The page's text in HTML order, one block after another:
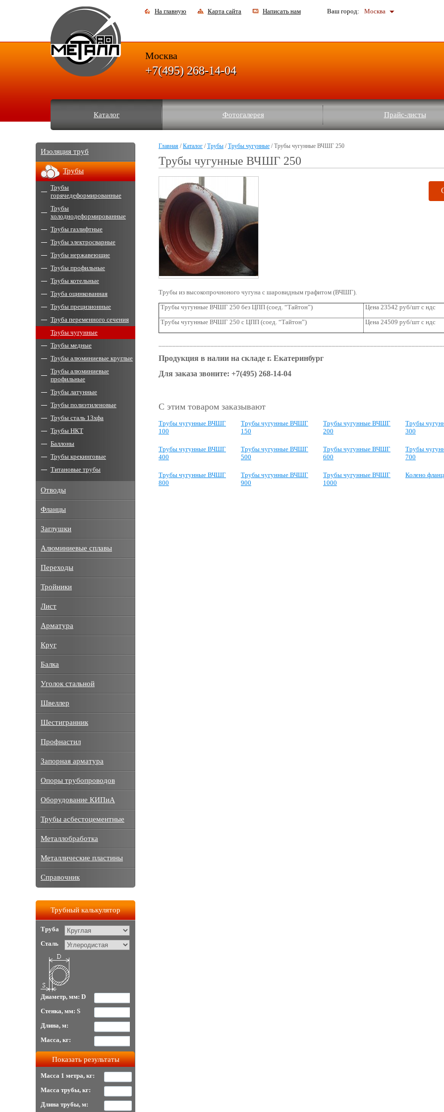
На главную Карта сайта Написать нам Ваш город: Москва
Каталог Фотогалерея Прайс-листы
Москва
+7(495) 268-14-04
Главная /Каталог /Трубы /Трубы чугунные / Трубы чугунные ВЧШГ 250
Трубы чугунные ВЧШГ 250
Трубы из высокопрочноного чугуна с шаровидным графитом (ВЧШГ).
Трубы чугунные ВЧШГ 250 без ЦПП (соед. “Тайтон”)
Цена 23542 руб/шт с ндс
Трубы чугунные ВЧШГ 250 с ЦПП (соед. “Тайтон”)
Цена 24509 руб/шт с ндс
Продукция в налии на складе г. Екатеринбург
Для заказа звоните: +7(495) 268-14-04
С этим товаром заказывают
Трубы чугунные ВЧШГ
100
Трубы чугунные ВЧШГ
150
Трубы чугунные ВЧШГ
200
Трубы
300
Трубы чугунные ВЧШГ
400
Трубы чугунные ВЧШГ
500
Трубы чугунные ВЧШГ
600
Трубы
700
Трубы чугунные ВЧШГ
800
Трубы чугунные ВЧШГ
900
Трубы чугунные ВЧШГ
1000
Колено
Изоляция труб
Трубы
Трубы
горячедеформированные
Трубы
холоднодеформированные
Трубы газлифтные
Трубы электросварные
Трубы нержавеющие
Трубы профильные
Трубы котельные
Труба оцинкованная
Трубы прецизионные
Труба переменного сечения
Трубы чугунные
Трубы медные
Трубы алюминиевые круглые
Трубы алюминиевые
профильные
Трубы латунные
Трубы полиэтиленовые
Трубы сталь 13хфа
Трубы НКТ
Баллоны
Трубы крекинговые
Титановые трубы
Отводы
Фланцы
Заглушки
Алюминиевые сплавы
Переходы
Тройники
Лист
Арматура
Круг
Балка
Уголок стальной
Швеллер
Шестигранник
Профнастил
Запорная арматура
Опоры трубопроводов
Оборудование КИПиА
Трубы асбестоцементные
Металлобработка
Металлические пластины
Справочник
Трубный калькулятор
Труба
Сталь
Диаметр, мм: D
Стенка, мм: S
Длина, м:
Масса, кг:
Масса 1 метра, кг:
Масса трубы, кг:
Длина трубы, м: